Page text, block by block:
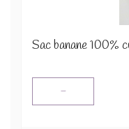
Sac banane 100%
-